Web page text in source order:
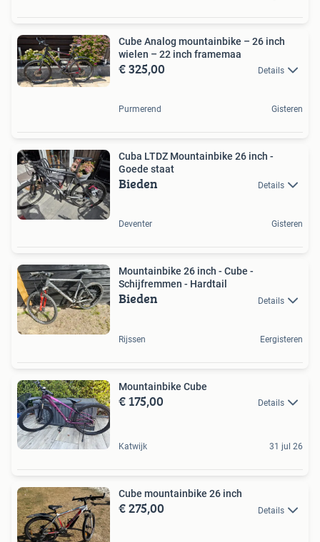
Cube Analog mountainbike – 26 inch
wielen – 22 inch framemaa
€ 325,00 Details
Purmerend Gisteren
Cuba LTDZ Mountainbike 26 inch -
Goede staat
Bieden Details
Deventer Gisteren
Mountainbike 26 inch - Cube -
Schijfremmen - Hardtail
Bieden Details
Rijssen Eergisteren
Mountainbike Cube
€ 175,00 Details
Katwijk 31 jul 26
Cube mountainbike 26 inch
€ 275,00 Details